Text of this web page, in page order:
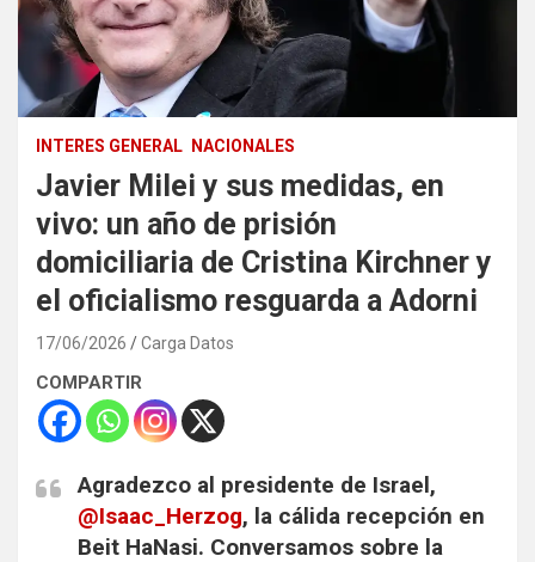
INTERES GENERAL NACIONALES
Javier Milei y sus medidas, en
vivo: un año de prisión
domiciliaria de Cristina Kirchner y
el oficialismo resguarda a Adorni
17/06/2026 Carga Datos
COMPARTIR
Agradezco al presidente de Israel,
@Isaac_Herzog, la cálida recepción en
Beit HaNasi. Conversamos sobre la